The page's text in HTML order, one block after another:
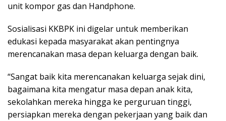
unit kompor gas dan Handphone.
Sosialisasi KKBPK ini digelar untuk memberikan
edukasi kepada masyarakat akan pentingnya
merencanakan masa depan keluarga dengan baik.
“Sangat baik kita merencanakan keluarga sejak dini,
bagaimana kita mengatur masa depan anak kita,
sekolahkan mereka hingga ke perguruan tinggi,
persiapkan mereka dengan pekerjaan yang baik dan